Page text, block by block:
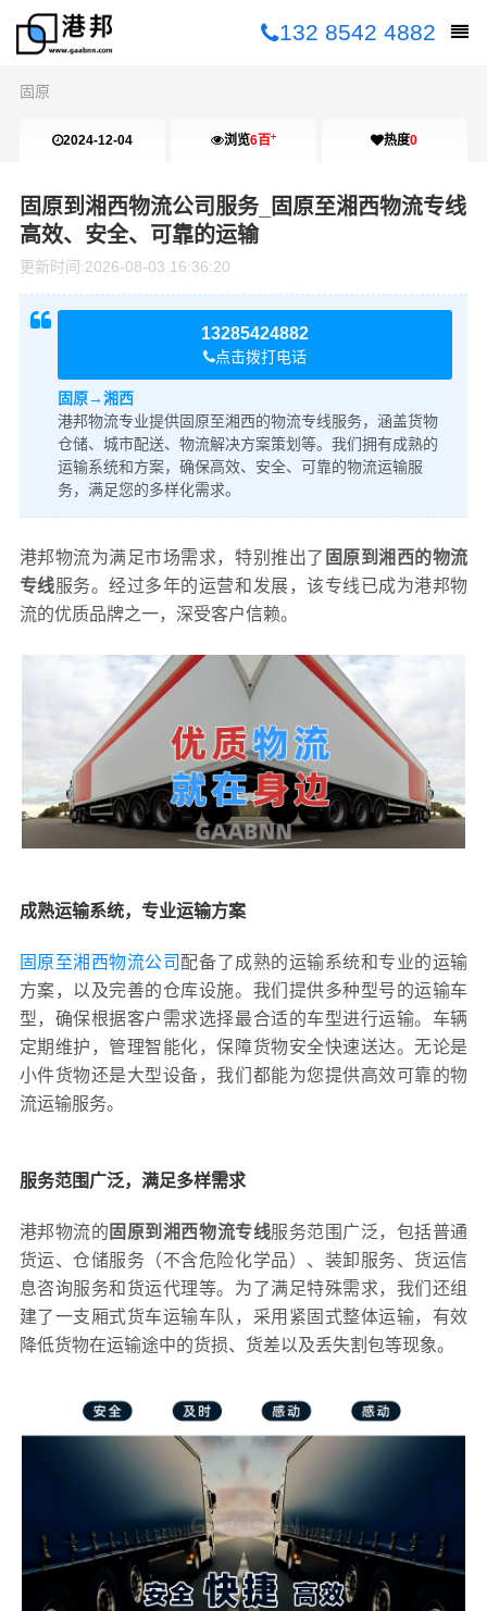
132 8542 4882
固原
2024-12-04 浏览6百+ 热度0
固原到湘西物流公司服务_固原至湘西物流专线
高效、安全、可靠的运输
更新时间:2026-08-03 16:36:20
13285424882
点击拨打电话
固原→湘西
港邦物流专业提供固原至湘西的物流专线服务，涵盖货物
仓储、城市配送、物流解决方案策划等。我们拥有成熟的
运输系统和方案，确保高效、安全、可靠的物流运输服
务，满足您的多样化需求。
港邦物流为满足市场需求，特别推出了 固原到湘西的物流
专线服务。经过多年的运营和发展，该专线已成为港邦物
流的优质品牌之一，深受客户信赖。
成熟运输系统，专业运输方案
固原至湘西物流公司 配备了成熟的运输系统和专业的运输
方案，以及完善的仓库设施。我们提供多种型号的运输车
型，确保根据客户需求选择最合适的车型进行运输。车辆
定期维护，管理智能化，保障货物安全快速送达。无论是
小件货物还是大型设备，我们都能为您提供高效可靠的物
流运输服务。
服务范围广泛，满足多样需求
港邦物流的 固原到湘西物流专线服务范围广泛，包括普通
货运、仓储服务（不含危险化学品）、装卸服务、货运信
息咨询服务和货运代理等。为了满足特殊需求，我们还组
建了一支厢式货车运输车队，采用紧固式整体运输，有效
降低货物在运输途中的货损、货差以及丢失割包等现象。